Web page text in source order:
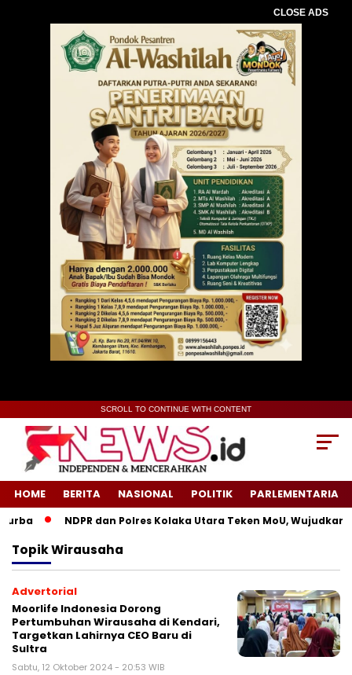
CLOSE ADS
SCROLL TO CONTINUE WITH CONTENT
HOME BERITA NASIONAL POLITIK PARLEMENTARIA
NDPR dan Polres Kolaka Utara Teken MoU, Wujudkan
TopikWirausaha
Advertorial
Moorlife Indonesia Dorong
Pertumbuhan Wirausaha di Kendari,
Targetkan Lahirnya CEO Baru di
Sultra
Sabtu, 12 Oktober 2024 - 20:53 WIB